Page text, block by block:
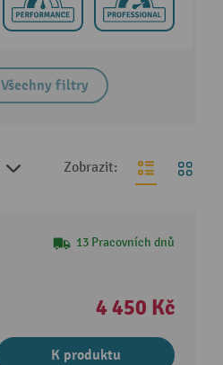
Všechny filtry
Zobrazit:
13 Pracovních dnů
4 450 Kč
K produktu